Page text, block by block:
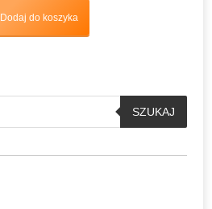
Dodaj do koszyka
SZUKAJ